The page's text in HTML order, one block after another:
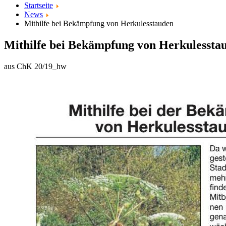
Startseite
News
Mithilfe bei Bekämpfung von Herkulesstauden
Mithilfe bei Bekämpfung von
aus ChK 20/19_hw